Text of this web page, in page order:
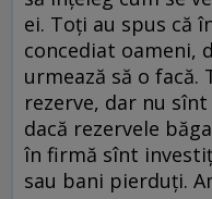
ei. Toți au spus că
concediat oameni,
urmează să o facă.
rezerve, dar nu
dacă rezervele
în firmă sînt
sau bani pierduți.